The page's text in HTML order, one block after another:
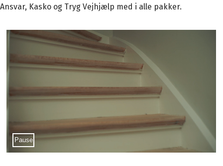
Ansvar, Kasko og Tryg Vejhjælp med i alle pakker.
Pause
Sæt video på pause